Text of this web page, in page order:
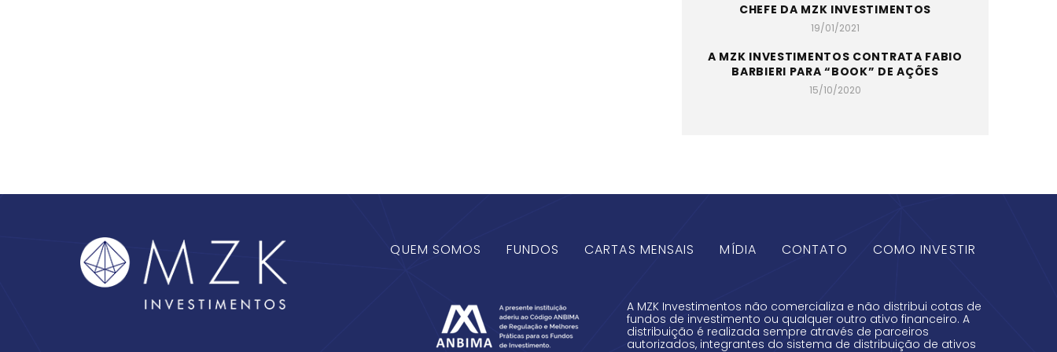
CHEFE DA MZK INVESTIMENTOS
19/01/2021
A MZK INVESTIMENTOS CONTRATA FABIO
BARBIERI PARA “BOOK” DE AÇÕES
15/10/2020
QUEM SOMOS FUNDOS CARTAS MENSAIS MÍDIA CONTATO COMO INVESTIR
A MZK Investimentos não comercializa e não distribui cotas de
fundos de investimento ou qualquer outro ativo financeiro. A
distribuição é realizada sempre através de parceiros
autorizados, integrantes do sistema de distribuição de ativos